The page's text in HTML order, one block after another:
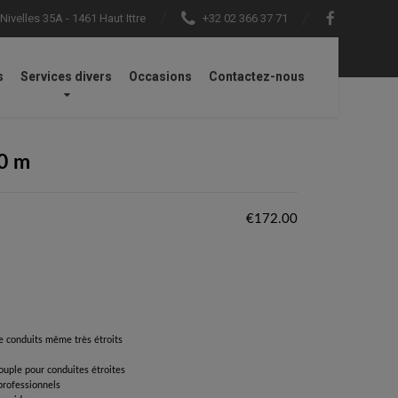
35A - 1461 Haut Ittre +32 02 366 37 71
Services divers Occasions
Contactez-nous
m
€172.00
conduits même très étroits
pour conduites étroites